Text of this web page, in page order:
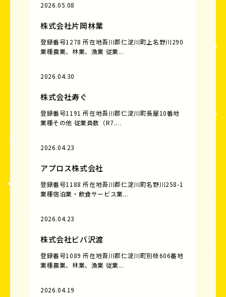
2026.05.08
株式会社片岡林業
登録番号1278 所在地吾川郡仁淀川町上名野川290
業種農業、林業、漁業 従業...
2026.04.30
株式会社寿ぐ
登録番号1191 所在地吾川郡仁淀川町長屋10番地
業種その他 従業員数（R7....
2026.04.23
アプロス株式会社
登録番号1188 所在地吾川郡仁淀川町名野川258-1
業種宿泊業・飲食サービス業...
2026.04.23
株式会社ビバ沢渡
登録番号1089 所在地吾川郡仁淀川町別枝606番地
業種農業、林業、漁業 従業...
2026.04.19